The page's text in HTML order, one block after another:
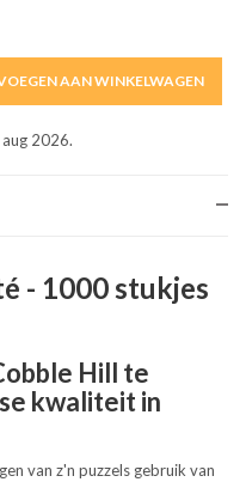
AAN WINKELWAGEN
2026.
- 1000 stukjes
Hill te
kwaliteit in
van z'n puzzels gebruik van